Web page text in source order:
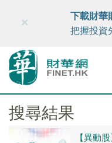
財華智庫網
×
下載財華
把握投資
搜尋結果
【異動